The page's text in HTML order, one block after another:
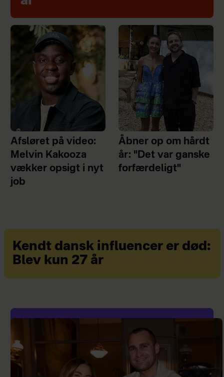
Afsløret på video:
Melvin Kakooza
vækker opsigt i nyt
job
Åbner op om hårdt
år: "Det var ganske
forfærdeligt"
Kendt dansk influencer er død:
Blev kun 27 år